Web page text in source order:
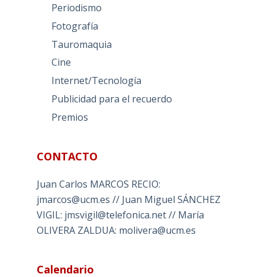
Periodismo
Fotografía
Tauromaquia
Cine
Internet/Tecnología
Publicidad para el recuerdo
Premios
CONTACTO
Juan Carlos MARCOS RECIO:
jmarcos@ucm.es // Juan Miguel SÁNCHEZ
VIGIL: jmsvigil@telefonica.net // María
OLIVERA ZALDUA: molivera@ucm.es
Calendario